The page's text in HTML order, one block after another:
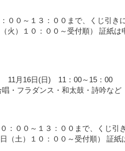
００～１３：００まで、くじ引き
火）１０：００～受付順） 証紙
月16日(日) 11：00～15：00
・フラダンス・和太鼓・詩吟
：００～１３：００まで、くじ引
（土）１０：００～受付順） 証